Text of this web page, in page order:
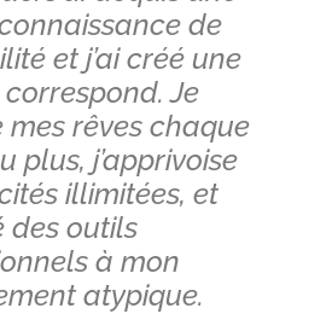
de
et j’ai créé une
Je
mes rêves chaque
plus, j’apprivoise
illimitées, et
des outils
à mon
atypique.